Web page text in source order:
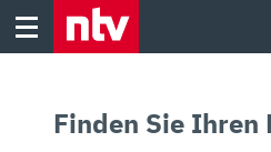
Skip
Finden Sie Ihren